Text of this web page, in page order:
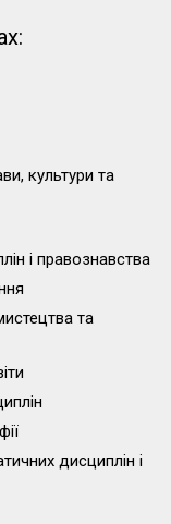
культури та
і правознавства
та
дисциплін і